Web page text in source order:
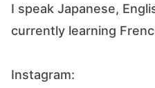
I speak Japanese,
currently learning
Instagram: